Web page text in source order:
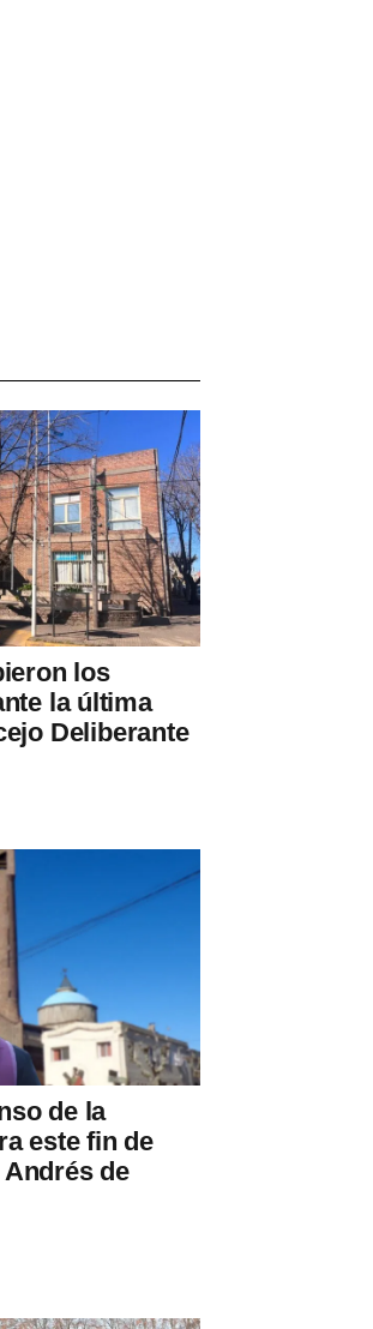
los
la última
Deliberante
de la
este fin de
Andrés de